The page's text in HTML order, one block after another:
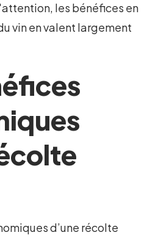
les bénéfices en
vin en valent largement
d’une récolte